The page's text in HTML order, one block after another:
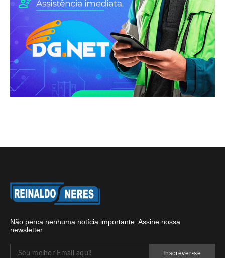
Não perca nenhuma notícia importante. Assine nossa
newsletter.
Inscrever-se